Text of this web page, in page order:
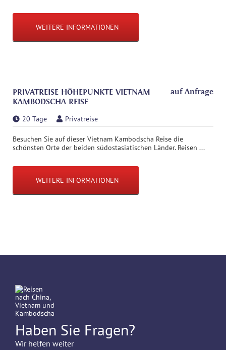
WEITERE INFORMATIONEN
PRIVATREISE HÖHEPUNKTE VIETNAM
KAMBODSCHA REISE
auf Anfrage
20 Tage Privatreise
Besuchen Sie auf dieser Vietnam Kambodscha Reise die
schönsten Orte der beiden südostasiatischen Länder. Reisen ...
WEITERE INFORMATIONEN
Haben Sie Fragen?
Wir helfen weiter